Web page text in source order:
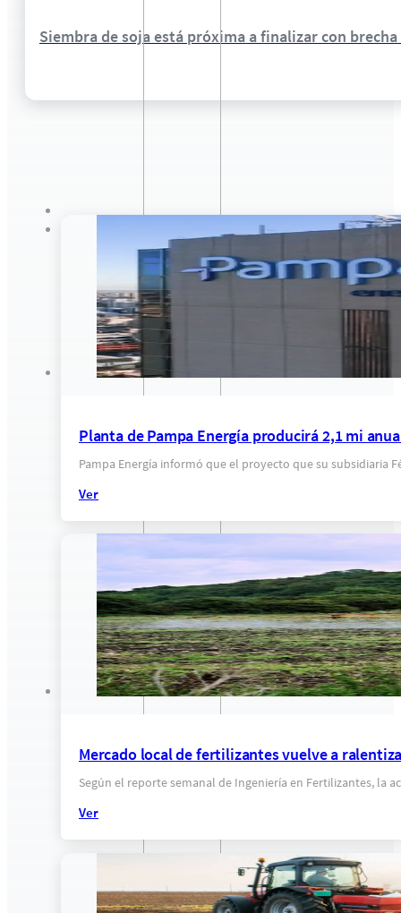
Siembra de soja está próxima a finalizar con brecha
Planta de Pampa Energía producirá 2,1 mi
Pampa Energía informó que el proyecto que su subsidiaria
Ver
Mercado local de fertilizantes vuelve a
Según el reporte semanal de Ingeniería en Fertilizantes,
Ver